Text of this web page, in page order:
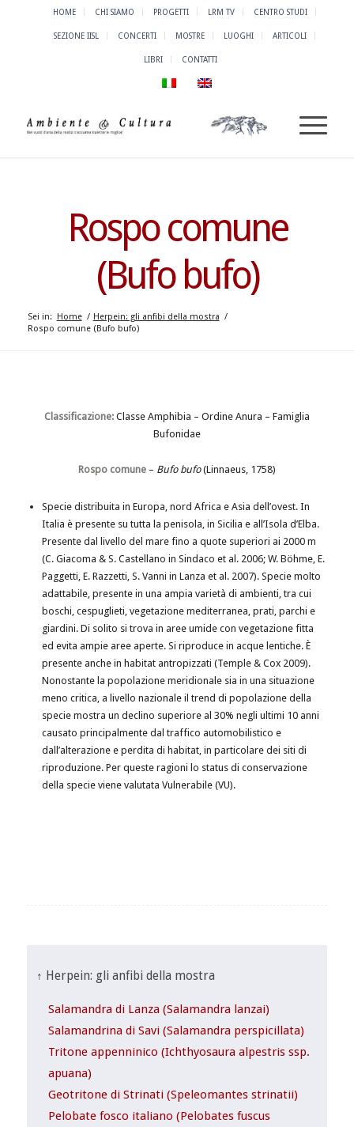
HOME CHI SIAMO PROGETTI LRM TV CENTRO STUDI
SEZIONE IISL CONCERTI MOSTRE LUOGHI ARTICOLI
LIBRI CONTATTI
Rospo comune
(Bufo bufo)
Sei in: Home / Herpein: gli anfibi della mostra /
Rospo comune (Bufo bufo)
Classificazione:Classe Amphibia – Ordine Anura – Famiglia
Bufonidae
Rospo comune– Bufo bufo(Linnaeus, 1758)
Specie distribuita in Europa, nord Africa e Asia dell’ovest. In
Italia è presente su tutta la penisola, in Sicilia e all’Isola d’Elba.
Presente dal livello del mare fino a quote superiori ai 2000 m
(C. Giacoma & S. Castellano in Sindaco et al. 2006; W. Böhme, E.
Paggetti, E. Razzetti, S. Vanni in Lanza et al. 2007). Specie molto
adattabile, presente in una ampia varietà di ambienti, tra cui
boschi, cespuglieti, vegetazione mediterranea, prati, parchi e
giardini. Di solito si trova in aree umide con vegetazione fitta
ed evita ampie aree aperte. Si riproduce in acque lentiche. È
presente anche in habitat antropizzati (Temple & Cox 2009).
Nonostante la popolazione meridionale sia in una situazione
meno critica, a livello nazionale il trend di popolazione della
specie mostra un declino superiore al 30% negli ultimi 10 anni
causato principalmente dal traffico automobilistico e
dall’alterazione e perdita di habitat, in particolare dei siti di
riproduzione. Per queste ragioni lo status di conservazione
della specie viene valutata Vulnerabile (VU).
↑ Herpein: gli anfibi della mostra
Salamandra di Lanza (Salamandra lanzai)
Salamandrina di Savi (Salamandra perspicillata)
Tritone appenninico (Ichthyosaura alpestris ssp.
apuana)
Geotritone di Strinati (Speleomantes strinatii)
Pelobate fosco italiano (Pelobates fuscus